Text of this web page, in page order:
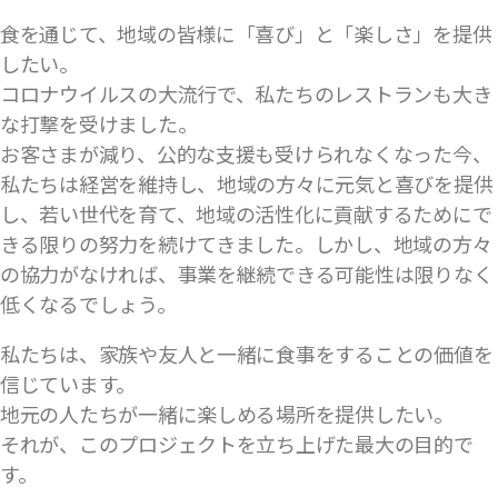
食を通じて、地域の皆様に「喜び」と「楽しさ」を提供
したい。
コロナウイルスの大流行で、私たちのレストランも大き
な打撃を受けました。
お客さまが減り、公的な支援も受けられなくなった今、
私たちは経営を維持し、地域の方々に元気と喜びを提供
し、若い世代を育て、地域の活性化に貢献するためにで
きる限りの努力を続けてきました。しかし、地域の方々
の協力がなければ、事業を継続できる可能性は限りなく
低くなるでしょう。
私たちは、家族や友人と一緒に食事をすることの価値を
信じています。
地元の人たちが一緒に楽しめる場所を提供したい。
それが、このプロジェクトを立ち上げた最大の目的で
す。